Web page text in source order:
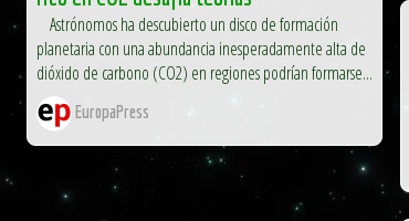
Astrónomos ha descubierto un disco de formación
planetaria con una abundancia inesperadamente alta de
dióxido de carbono (CO2) en regiones podrían formarse...
EuropaPress